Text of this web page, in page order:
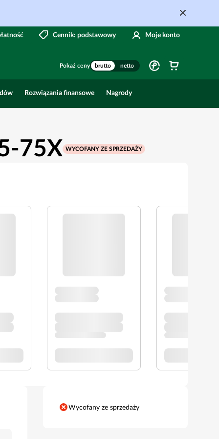
Cennik: podstawowy Moje konto
Pokaż ceny brutto netto
Rozwiązania finansowe Nagrody
75X WYCOFANY ZE SPRZEDAŻY
Wycofany ze sprzedaży